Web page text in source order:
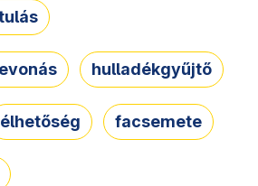
hulladékgyűjtő
élhetőség facsemete